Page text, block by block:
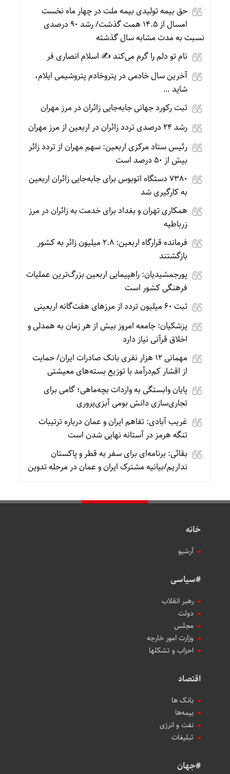
حق بیمه تولیدی بیمه ملت در چهار ماه نخست
امسال از ۱۴.۵ همت گذشت/ رشد ۹۰ درصدی
نسبت به مدت مشابه سال گذشته
نام تو دلم را گرم می‌کند ✍️ اسلام انصاری فر
آخرین سال خادمی در پتروخادم پتروشیمی ایلام،
شاید …
ثبت رکورد جهانی جابه‌جایی زائران در مرز مهران
رشد ۲۴ درصدی تردد زائران در اربعین از مرز مهران
رئیس ستاد مرکزی اربعین: سهم مهران از تردد زائر
بیش از ۵۰ درصد است
۷۳۸۰ دستگاه اتوبوس برای جابه‌جایی زائران اربعین
به‌ کارگیری شد
همکاری تهران و بغداد برای خدمت به زائران در مرز
زرباطیه
فرمانده قرارگاه اربعین: ۲.۸ میلیون زائر به کشور
بازگشتند
پورجمشیدیان: راهپیمایی اربعین بزرگ‌ترین عملیات
فرهنگی کشور است
ثبت ۶۰ میلیون تردد از مرزهای هفت‌گانه اربعینی
پزشکیان: جامعه امروز بیش از هر زمان به همدلی و
اخلاق قرآنی نیاز دارد
مهمانی ۱۲ هزار نفری بانک صادرات ایران/ حمایت
از اقشار کم‌درآمد با توزیع بسته‌های معیشتی
پایان وابستگی به واردات بچه‌ماهی؛ گامی برای
تجاری‌سازی دانش بومی آبزی‌پروری
غریب آبادی: تفاهم ایران و عمان درباره ترتیبات
تنگه هرمز در آستانه نهایی شدن است
بقائی: برنامه‌ای برای سفر به قطر و پاکستان
نداریم/بیانیه مشترک ایران و عمان در مرحله تدوین
خانه
آرشیو
#سیاسی
رهبر انقلاب
دولت
مجلس
وزارت امور خارجه
احزاب و تشکلها
اقتصاد
بانک ها
بیمه‌ها
نفت و انرژی
تبلیغات
#جهان